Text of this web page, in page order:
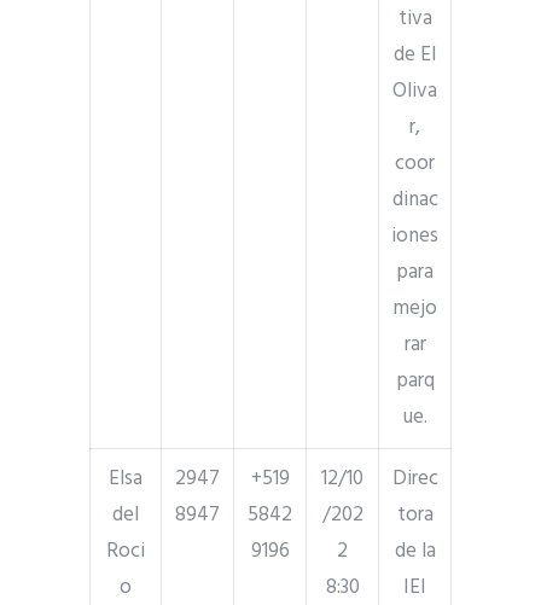
tiva
de El
Oliva
r,
coor
dinac
iones
para
mejo
rar
parq
ue.
Elsa
del
Roci
o
2947
8947
+519
5842
9196
12/10
/202
2
8:30
Direc
tora
de la
IEI